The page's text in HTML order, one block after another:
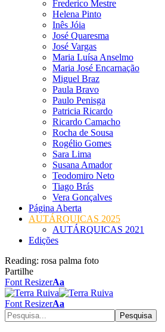
Frederico Mestre
Helena Pinto
Inês Jóia
José Quaresma
José Vargas
Maria Luísa Anselmo
Maria José Encarnação
Miguel Braz
Paula Bravo
Paulo Penisga
Patricia Ricardo
Ricardo Camacho
Rocha de Sousa
Rogélio Gomes
Sara Lima
Susana Amador
Teodomiro Neto
Tiago Brás
Vera Gonçalves
Página Aberta
AUTÁRQUICAS 2025
AUTÁRQUICAS 2021
Edições
Reading: rosa palma foto
Partilhe
Font ResizerAa
Font ResizerAa